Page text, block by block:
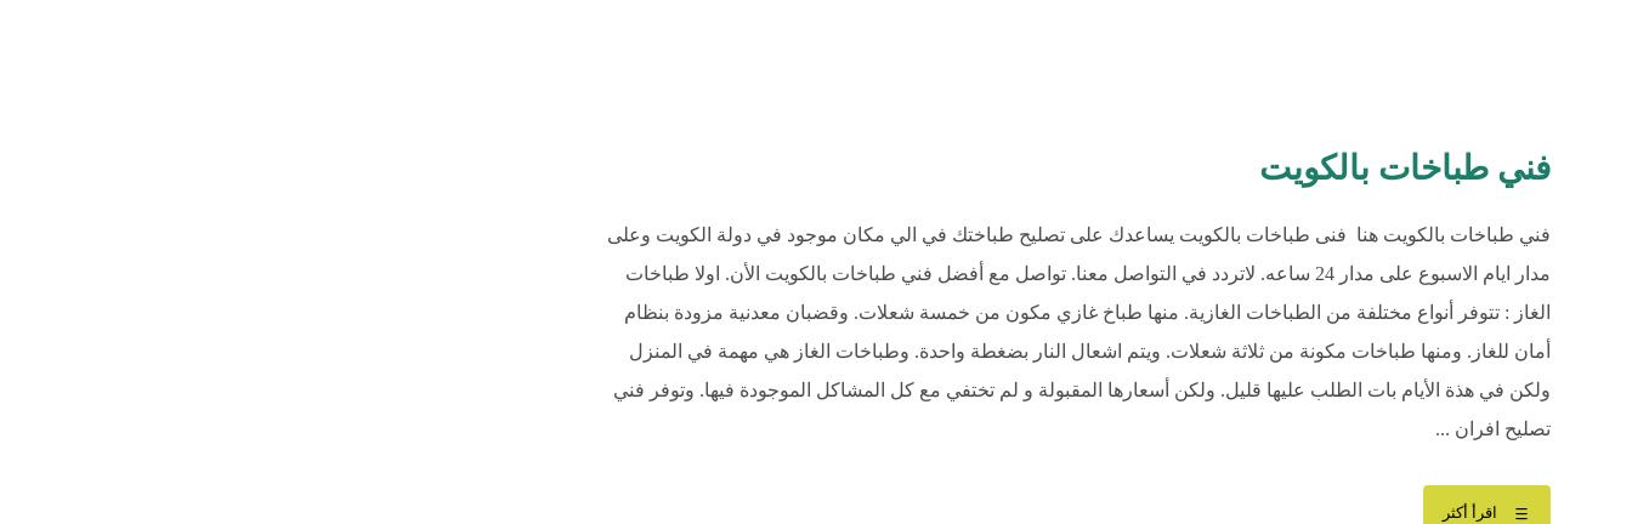
فني طباخات بالكويت
فني طباخات بالكويت هنا فنى طباخات بالكويت يساعدك على تصليح طباختك في الي مكان موجود في دولة الكويت وعلى
مدار ايام الاسبوع على مدار 24 ساعه. لاتردد في التواصل معنا. تواصل مع أفضل فني طباخات بالكويت الأن. اولا طباخات
الغاز : تتوفر أنواع مختلفة من الطباخات الغازية. منها طباخ غازي مكون من خمسة شعلات. وقضبان معدنية مزودة بنظام
أمان للغاز. ومنها طباخات مكونة من ثلاثة شعلات. ويتم اشعال النار بضغطة واحدة. وطباخات الغاز هي مهمة في المنزل
ولكن في هذة الأيام بات الطلب عليها قليل. ولكن أسعارها المقبولة و لم تختفي مع كل المشاكل الموجودة فيها. وتوفر فني
تصليح افران ...
اقرأ أكثر